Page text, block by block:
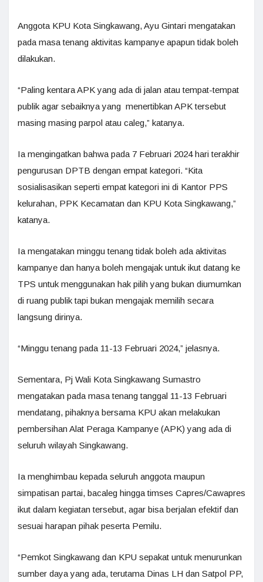
Anggota KPU Kota Singkawang, Ayu Gintari mengatakan
pada masa tenang aktivitas kampanye apapun tidak boleh
dilakukan.
“Paling kentara APK yang ada di jalan atau tempat-tempat
publik agar sebaiknya yang menertibkan APK tersebut
masing masing parpol atau caleg,” katanya.
Ia mengingatkan bahwa pada 7 Februari 2024 hari terakhir
pengurusan DPTB dengan empat kategori. “Kita
sosialisasikan seperti empat kategori ini di Kantor PPS
kelurahan, PPK Kecamatan dan KPU Kota Singkawang,”
katanya.
Ia mengatakan minggu tenang tidak boleh ada aktivitas
kampanye dan hanya boleh mengajak untuk ikut datang ke
TPS untuk menggunakan hak pilih yang bukan diumumkan
di ruang publik tapi bukan mengajak memilih secara
langsung dirinya.
“Minggu tenang pada 11-13 Februari 2024,” jelasnya.
Sementara, Pj Wali Kota Singkawang Sumastro
mengatakan pada masa tenang tanggal 11-13 Februari
mendatang, pihaknya bersama KPU akan melakukan
pembersihan Alat Peraga Kampanye (APK) yang ada di
seluruh wilayah Singkawang.
Ia menghimbau kepada seluruh anggota maupun
simpatisan partai, bacaleg hingga timses Capres/Cawapres
ikut dalam kegiatan tersebut, agar bisa berjalan efektif dan
sesuai harapan pihak peserta Pemilu.
“Pemkot Singkawang dan KPU sepakat untuk menurunkan
sumber daya yang ada, terutama Dinas LH dan Satpol PP,